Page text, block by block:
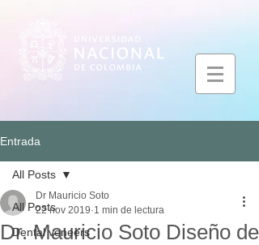
Entrada
All Posts
Dental veneers
All Posts
Dr. Mauricio Soto Diseño de
Dr Mauricio Soto
22 nov 2019 1 min de lectura